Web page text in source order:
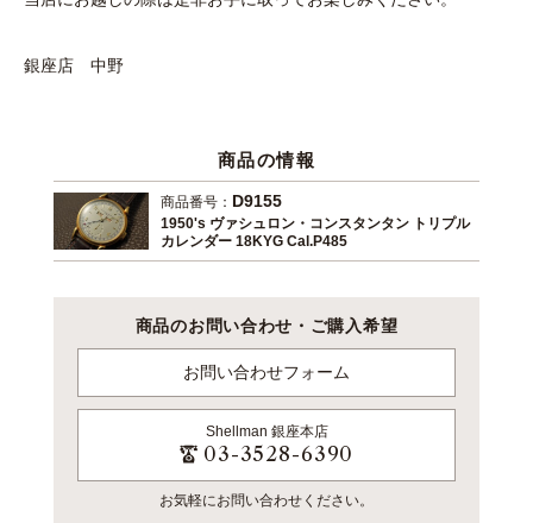
銀座店 中野
商品の情報
商品番号： D9155
1950's ヴァシュロン・コンスタンタン トリプル
カレンダー 18KYG Cal.P485
商品のお問い合わせ・ご購入希望
お問い合わせフォーム
Shellman 銀座本店
03-3528-6390
お気軽にお問い合わせください。